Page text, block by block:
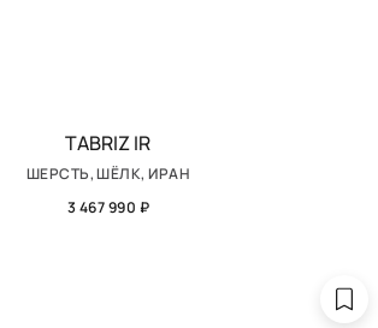
TABRIZ IR
ШЕРСТЬ, ШЁЛК, ИРАН
3 467 990 ₽